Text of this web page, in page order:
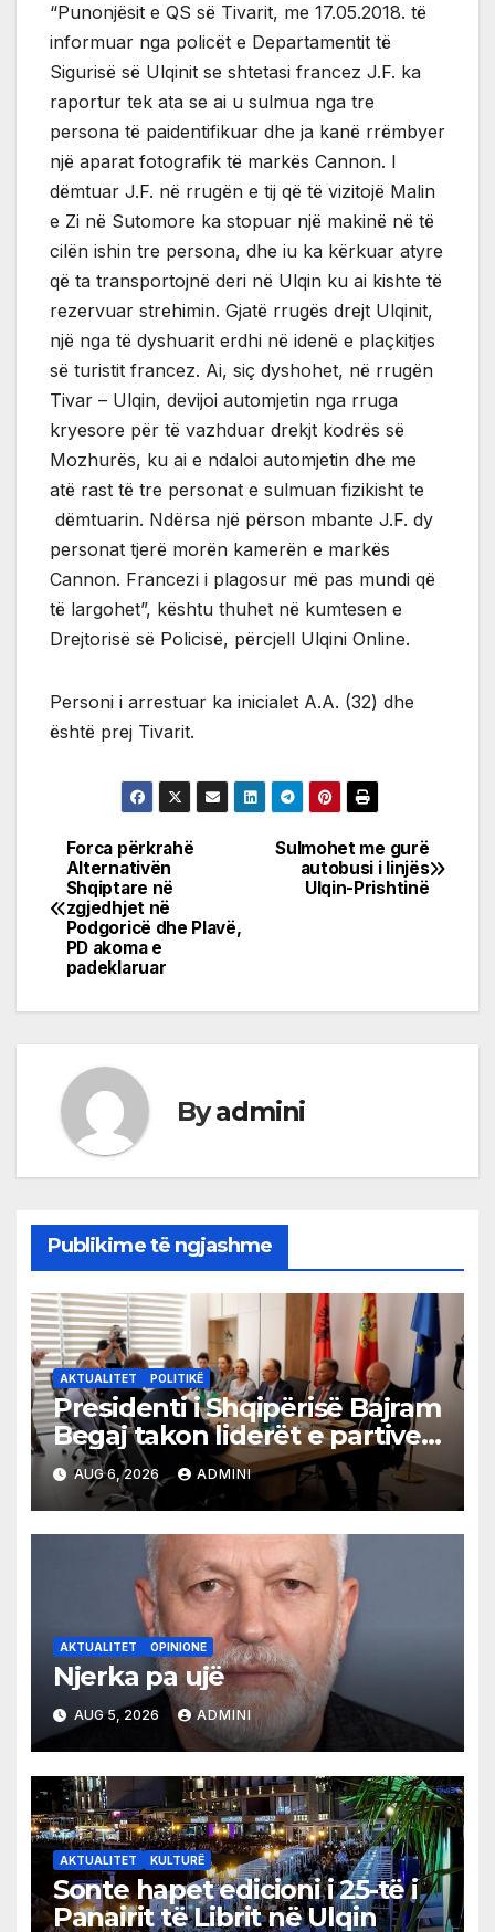
“Punonjësit e QS së Tivarit, me 17.05.2018. të
informuar nga policët e Departamentit të
Sigurisë së Ulqinit se shtetasi francez J.F. ka
raportur tek ata se ai u sulmua nga tre
persona të paidentifikuar dhe ja kanë rrëmbyer
një aparat fotografik të markës Cannon. I
dëmtuar J.F. në rrugën e tij që të vizitojë Malin
e Zi në Sutomore ka stopuar një makinë në të
cilën ishin tre persona, dhe iu ka kërkuar atyre
që ta transportojnë deri në Ulqin ku ai kishte të
rezervuar strehimin. Gjatë rrugës drejt Ulqinit,
një nga të dyshuarit erdhi në idenë e plaçkitjes
së turistit francez. Ai, siç dyshohet, në rrugën
Tivar – Ulqin, devijoi automjetin nga rruga
kryesore për të vazhduar drekjt kodrës së
Mozhurës, ku ai e ndaloi automjetin dhe me
atë rast të tre personat e sulmuan fizikisht te
dëmtuarin. Ndërsa një përson mbante J.F. dy
personat tjerë morën kamerën e markës
Cannon. Francezi i plagosur më pas mundi që
të largohet”, kështu thuhet në kumtesen e
Drejtorisë së Policisë, përcjell Ulqini Online.
Personi i arrestuar ka inicialet A.A. (32) dhe
është prej Tivarit.
Post
navigation
Sulmohet me gurë
autobusi i linjës
Ulqin-Prishtinë
Forca përkrahë
Alternativën
Shqiptare në
zgjedhjet në
Podgoricë dhe Plavë,
PD akoma e
padeklaruar
Byadmini
Publikime të ngjashme
AKTUALITET POLITIKË
Presidenti i Shqipërisë Bajram
Begaj takon liderët e partive
shqiptare në Ulqin
AUG 6, 2026 ADMINI
AKTUALITET OPINIONE
Njerka pa ujë
AUG 5, 2026 ADMINI
AKTUALITET KULTURË
Sonte hapet edicioni i 25-të i
Panairit të Librit në Ulqin